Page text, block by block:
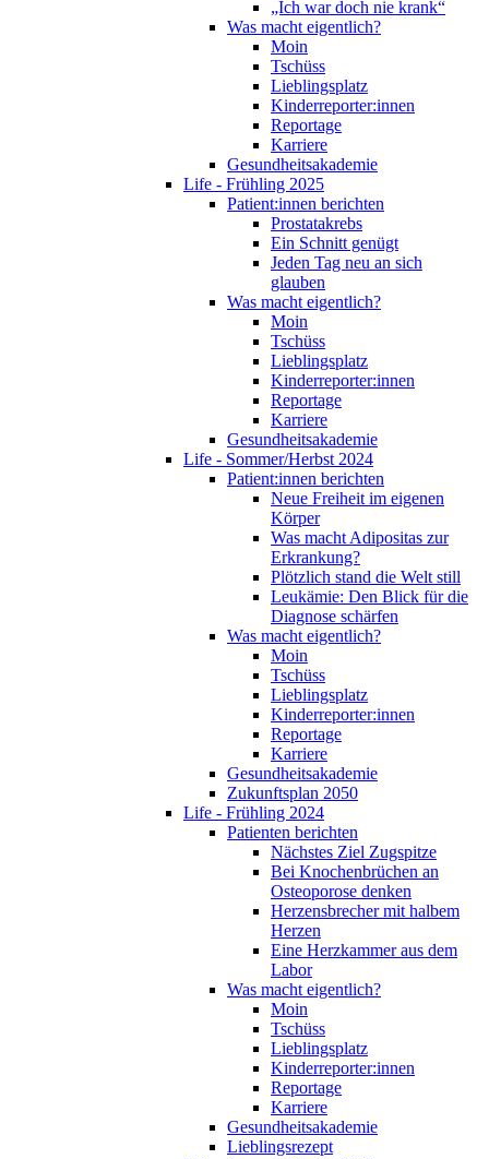
„Ich war doch nie krank“
Was macht eigentlich?
Moin
Tschüss
Lieblingsplatz
Kinderreporter:innen
Reportage
Karriere
Gesundheitsakademie
Life - Frühling 2025
Patient:innen berichten
Prostatakrebs
Ein Schnitt genügt
Jeden Tag neu an sich
glauben
Was macht eigentlich?
Moin
Tschüss
Lieblingsplatz
Kinderreporter:innen
Reportage
Karriere
Gesundheitsakademie
Life - Sommer/Herbst 2024
Patient:innen berichten
Neue Freiheit im eigenen
Körper
Was macht Adipositas zur
Erkrankung?
Plötzlich stand die Welt still
Leukämie: Den Blick für die
Diagnose schärfen
Was macht eigentlich?
Moin
Tschüss
Lieblingsplatz
Kinderreporter:innen
Reportage
Karriere
Gesundheitsakademie
Zukunftsplan 2050
Life - Frühling 2024
Patienten berichten
Nächstes Ziel Zugspitze
Bei Knochenbrüchen an
Osteoporose denken
Herzensbrecher mit halbem
Herzen
Eine Herzkammer aus dem
Labor
Was macht eigentlich?
Moin
Tschüss
Lieblingsplatz
Kinderreporter:innen
Reportage
Karriere
Gesundheitsakademie
Lieblingsrezept